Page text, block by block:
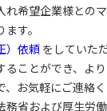
について
およびその利用の
ュリティ対策を始
情報への不正アク
は毀損等の的確な
ます。
れ希望企業様との
す。
）依頼 をしていた
ることができ、よ
お気軽にご連絡く
務省および厚生労